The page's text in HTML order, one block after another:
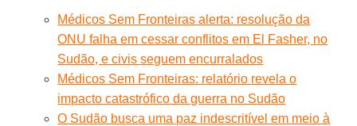
Médicos Sem Fronteiras alerta: resolução da
ONU falha em cessar conflitos em El Fasher, no
Sudão, e civis seguem encurralados
Médicos Sem Fronteiras: relatório revela o
impacto catastrófico da guerra no Sudão
O Sudão busca uma paz indescritível em meio à